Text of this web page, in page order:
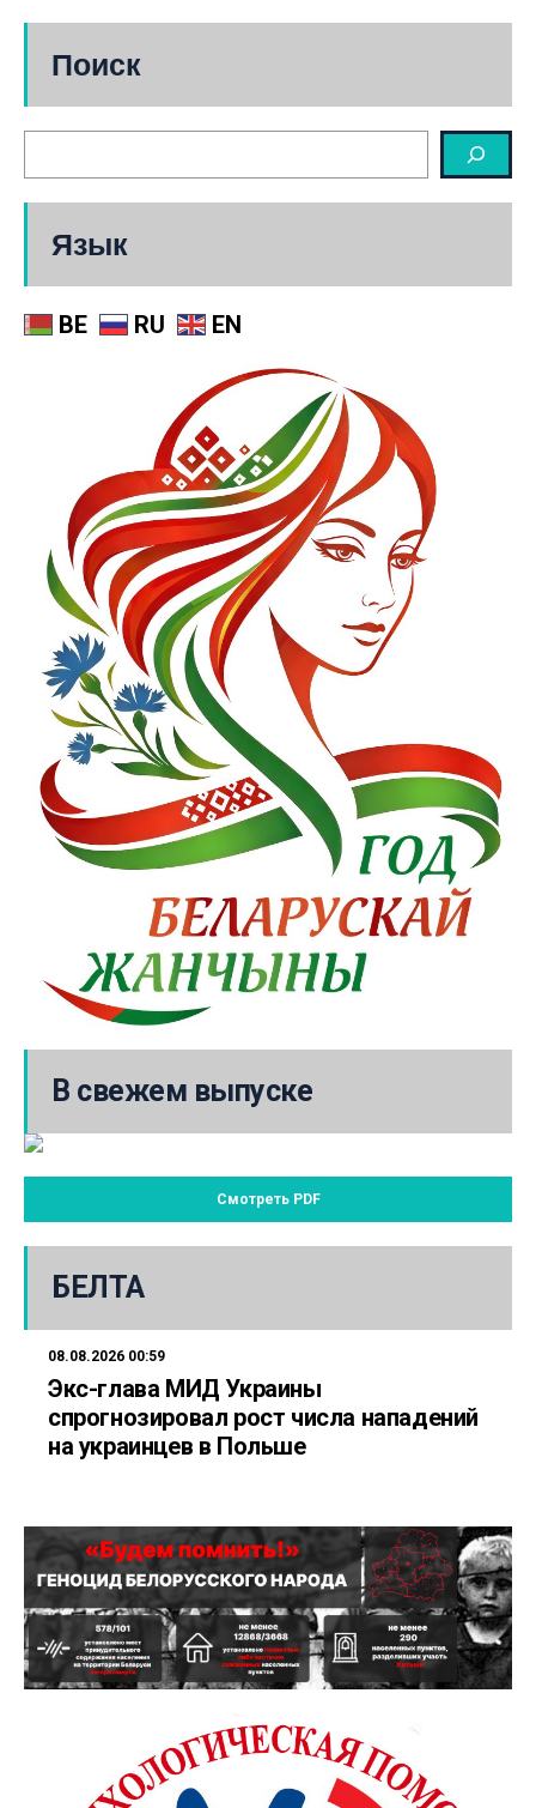
Поиск
Язык
BE RU EN
В свежем выпуске
Смотреть PDF
БЕЛТА
08.08.2026 00:59
Экс-глава МИД Украины
спрогнозировал рост числа нападений
на украинцев в Польше